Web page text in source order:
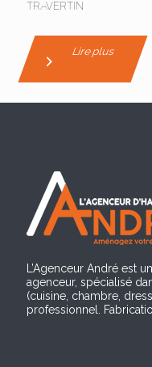
TRAVERTIN
Lire plus
L’Agenceur André est
agenceur, spécialisé
(cuisine, chambre,
professionnel.